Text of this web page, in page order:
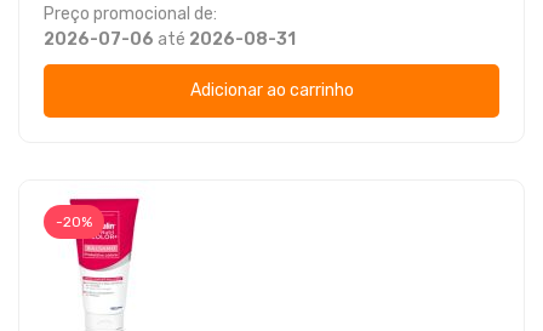
Preço promocional de:
2026-07-06 até 2026-08-31
Adicionar ao carrinho
-20%